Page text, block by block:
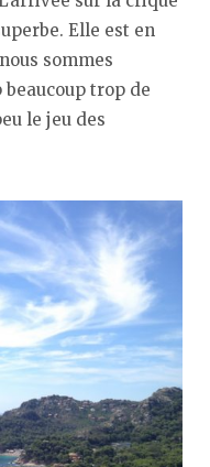
Elle est en
sommes
trop de
le jeu des